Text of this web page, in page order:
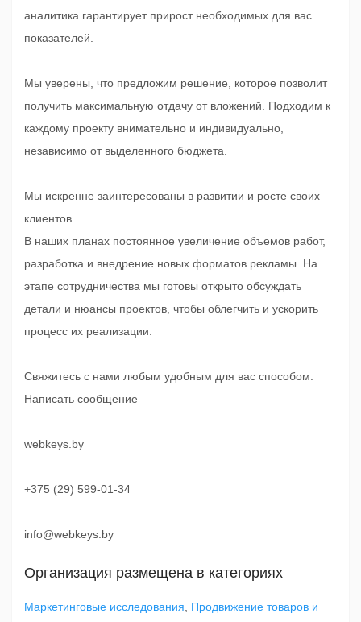
аналитика гарантирует прирост необходимых для вас
показателей.
Мы уверены, что предложим решение, которое позволит
получить максимальную отдачу от вложений. Подходим к
каждому проекту внимательно и индивидуально,
независимо от выделенного бюджета.
Мы искренне заинтересованы в развитии и росте своих
клиентов.
В наших планах постоянное увеличение объемов работ,
разработка и внедрение новых форматов рекламы. На
этапе сотрудничества мы готовы открыто обсуждать
детали и нюансы проектов, чтобы облегчить и ускорить
процесс их реализации.
Свяжитесь с нами любым удобным для вас способом:
Написать сообщение
webkeys.by
+375 (29) 599-01-34
info@webkeys.by
Организация размещена в категориях
Маркетинговые исследования
Продвижение товаров и